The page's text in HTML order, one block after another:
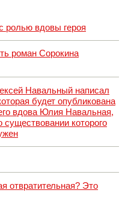
ролью вдовы героя
роман Сорокина
Навальный написал
будет опубликована
вдова Юлия Навальная,
которого
отвратительная? Это